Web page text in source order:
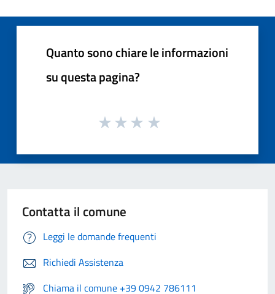
Quanto sono chiare le informazioni
su questa pagina?
Contatta il comune
Leggi le domande frequenti
Richiedi Assistenza
Chiama il comune +39 0942 786111